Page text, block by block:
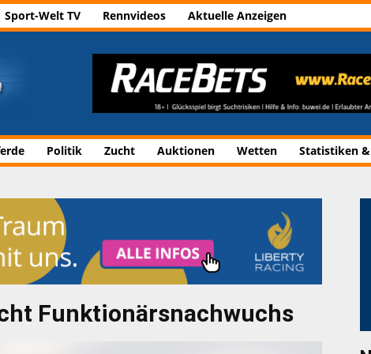
Sport-Welt TV Rennvideos Aktuelle Anzeigen
Politik Zucht Auktionen Wetten Statistiken
Funktionärsnachwuchs